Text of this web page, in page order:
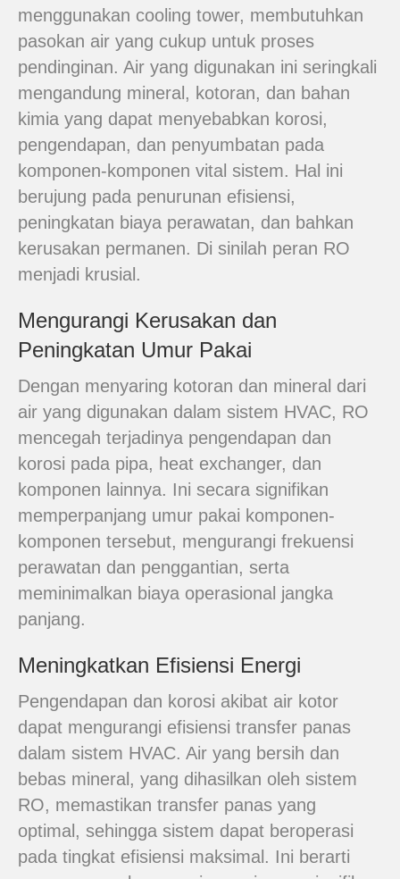
menggunakan cooling tower, membutuhkan
pasokan air yang cukup untuk proses
pendinginan. Air yang digunakan ini seringkali
mengandung mineral, kotoran, dan bahan
kimia yang dapat menyebabkan korosi,
pengendapan, dan penyumbatan pada
komponen-komponen vital sistem. Hal ini
berujung pada penurunan efisiensi,
peningkatan biaya perawatan, dan bahkan
kerusakan permanen. Di sinilah peran RO
menjadi krusial.
Mengurangi Kerusakan dan
Peningkatan Umur Pakai
Dengan menyaring kotoran dan mineral dari
air yang digunakan dalam sistem HVAC, RO
mencegah terjadinya pengendapan dan
korosi pada pipa, heat exchanger, dan
komponen lainnya. Ini secara signifikan
memperpanjang umur pakai komponen-
komponen tersebut, mengurangi frekuensi
perawatan dan penggantian, serta
meminimalkan biaya operasional jangka
panjang.
Meningkatkan Efisiensi Energi
Pengendapan dan korosi akibat air kotor
dapat mengurangi efisiensi transfer panas
dalam sistem HVAC. Air yang bersih dan
bebas mineral, yang dihasilkan oleh sistem
RO, memastikan transfer panas yang
optimal, sehingga sistem dapat beroperasi
pada tingkat efisiensi maksimal. Ini berarti